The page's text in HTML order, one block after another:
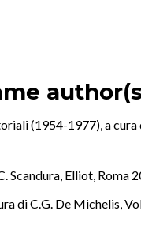
(1954-1977), a
Scandura, Elliot, Roma
di C.G. De Michelis,